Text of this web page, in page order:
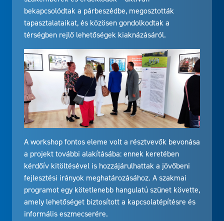
bekapcsolódtak a párbeszédbe, megosztották
tapasztalataikat, és közösen gondolkodtak a
térségben rejlő lehetőségek kiaknázásáról.
A workshop fontos eleme volt a résztvevők bevonása
a projekt további alakításába: ennek keretében
kérdőív kitöltésével is hozzájárulhattak a jövőbeni
fejlesztési irányok meghatározásához. A szakmai
programot egy kötetlenebb hangulatú szünet követte,
amely lehetőséget biztosított a kapcsolatépítésre és
informális eszmecserére.